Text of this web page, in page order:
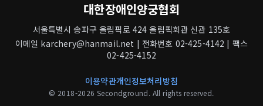
대한장애인양궁협회
서울특별시 송파구 올림픽로 424 올림픽회관 신관 135호
이메일 karchery@hanmail.net | 전화번호 02-425-4142 | 팩스
02-425-4152
이용약관개인정보처리방침
© 2018-2026 Secondground. All rights reserved.